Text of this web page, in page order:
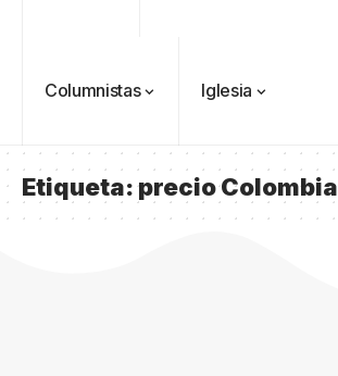
Columnistas Iglesia
Etiqueta:precio Colombia